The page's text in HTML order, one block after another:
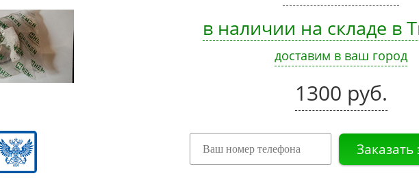
в наличии на складе в
доставим в ваш город
1300 руб.